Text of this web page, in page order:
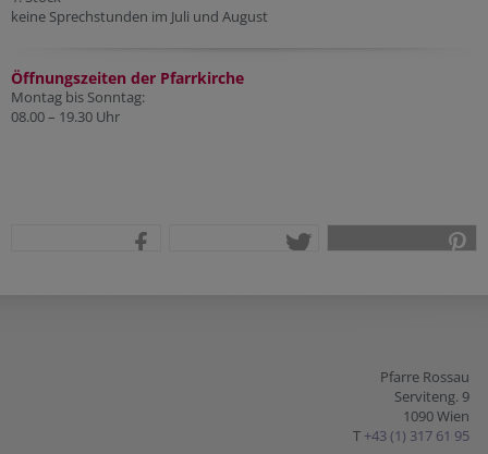
keine Sprechstunden im Juli und August
Öffnungszeiten der Pfarrkirche
Montag bis Sonntag:
08.00 – 19.30 Uhr
Pfarre Rossau
Serviteng. 9
1090 Wien
T +43 (1) 317 61 95